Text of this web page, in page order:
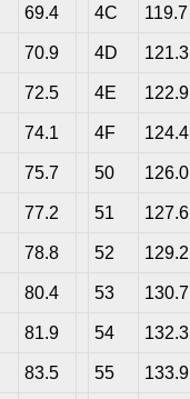
69.4 4C 119.7
70.9 4D 121.3
72.5 4E 122.9
74.1 4F 124.4
75.7 50 126.0
77.2 51 127.6
78.8 52 129.2
80.4 53 130.7
81.9 54 132.3
83.5 55 133.9